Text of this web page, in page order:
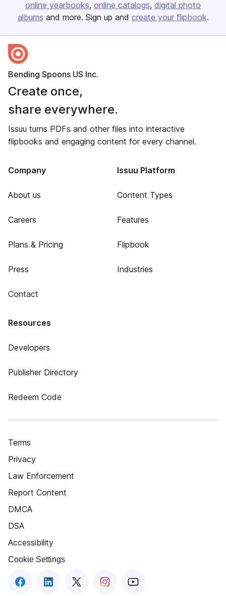
online yearbooks online catalogs digital photo
albums and more. Sign up and create your flipbook.
Bending Spoons US Inc.
Create once,
share everywhere.
Issuu turns PDFs and other files into interactive
flipbooks and engaging content for every channel.
Company
About us
Careers
Plans & Pricing
Press
Contact
Issuu Platform
Content Types
Features
Flipbook
Industries
Resources
Developers
Publisher Directory
Redeem Code
Terms
Privacy
Law Enforcement
Report Content
DMCA
DSA
Accessibility
Cookie Settings